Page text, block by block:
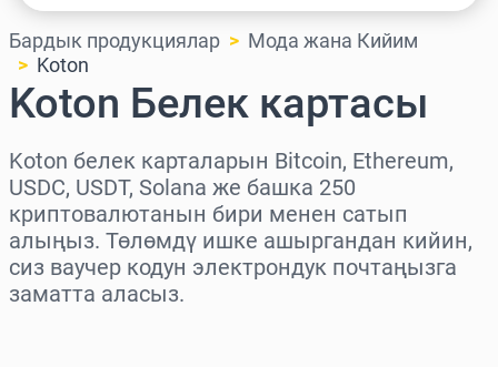
Бардык продукциялар
Мода жана Кийим
Koton
Koton Белек картасы
Koton белек карталарын Bitcoin, Ethereum,
USDC, USDT, Solana же башка 250
криптовалютанын бири менен сатып
алыңыз. Төлөмдү ишке ашыргандан кийин,
сиз ваучер кодун электрондук почтаңызга
заматта аласыз.